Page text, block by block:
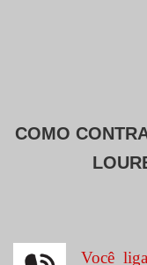
COMO
Você